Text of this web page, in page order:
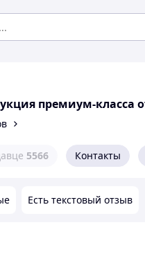
премиум-класса
5566 Контакты
Есть текстовый отзыв